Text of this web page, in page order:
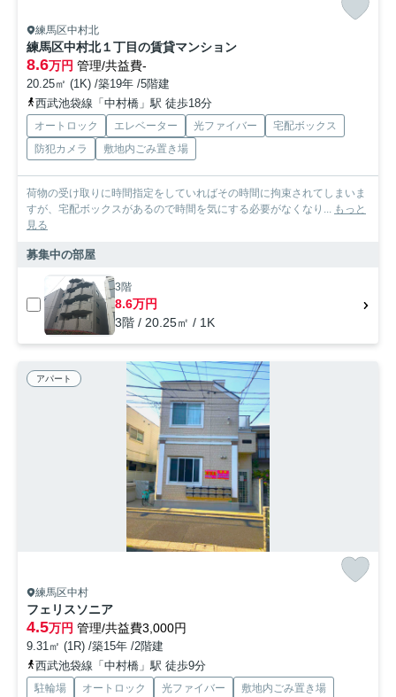
練馬区中村北
練馬区中村北１丁目の賃貸マンション
8.6万円 管理/共益費-
20.25㎡ (1K) /築19年 /5階建
西武池袋線「中村橋」駅 徒歩18分
オートロック エレベーター 光ファイバー
宅配ボックス
防犯カメラ
敷地内ごみ置き場
荷物の受け取りに時間指定をしていればその時間に拘束されてしまいま
すが、宅配ボックスがあるので時間を気にする必要がなくなり... もっと
見る
募集中の部屋
3階
8.6万円
3階 / 20.25㎡ / 1K
アパート
練馬区中村
フェリスソニア
4.5万円 管理/共益費3,000円
9.31㎡ (1R) /築15年 /2階建
西武池袋線「中村橋」駅 徒歩9分
駐輪場 オートロック 光ファイバー
敷地内ごみ置き場